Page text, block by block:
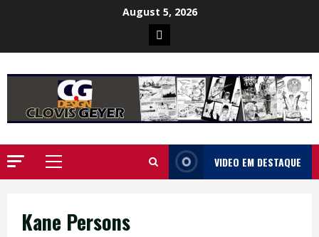
August 5, 2026
Poster
da
Ilha
Primary
VIDEO EM DESTAQUE
Kane Persons